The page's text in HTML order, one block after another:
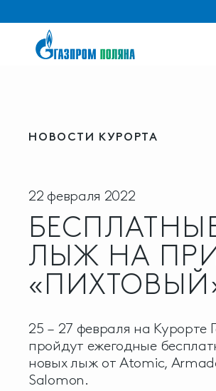
НОВОСТИ КУРОРТА
22 февраля 2022
ЛЫЖ НА
25 – 27 февраля на Курорте
пройдут ежегодные
новых лыж от Atomic,
Salomon.